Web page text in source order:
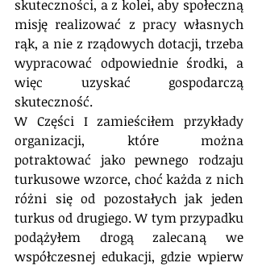
skuteczności, a z kolei, aby społeczną
misję realizować z pracy własnych
rąk, a nie z rządowych dotacji, trzeba
wypracować odpowiednie środki, a
więc uzyskać gospodarczą
skuteczność.
W Części I zamieściłem przykłady
organizacji, które można
potraktować jako pewnego rodzaju
turkusowe wzorce, choć każda z nich
różni się od pozostałych jak jeden
turkus od drugiego. W tym przypadku
podążyłem drogą zalecaną we
współczesnej edukacji, gdzie wpierw